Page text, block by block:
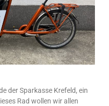
der Sparkasse Krefeld, ein
Rad wollen wir allen